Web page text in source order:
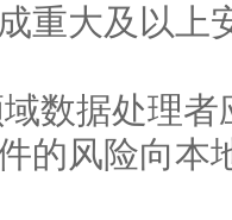
重大及以上
数据处理
的风险向本